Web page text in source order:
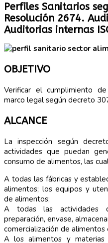
Perfiles Sanitarios
Resolución 2674.
Auditorias internas
OBJETIVO
Verificar el cumplimiento
marco legal según decreto
ALCANCE
La inspección según
actividades que puedan
consumo de alimentos, las
A todas las fábricas y
alimentos; los equipos y
de alimentos;
A todas las actividades
preparación, envase,
comercialización de
A los alimentos y materias